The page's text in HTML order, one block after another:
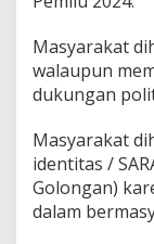
Masyarakat
walaupun
dukungan
Masyarakat
identitas /
Golongan)
dalam